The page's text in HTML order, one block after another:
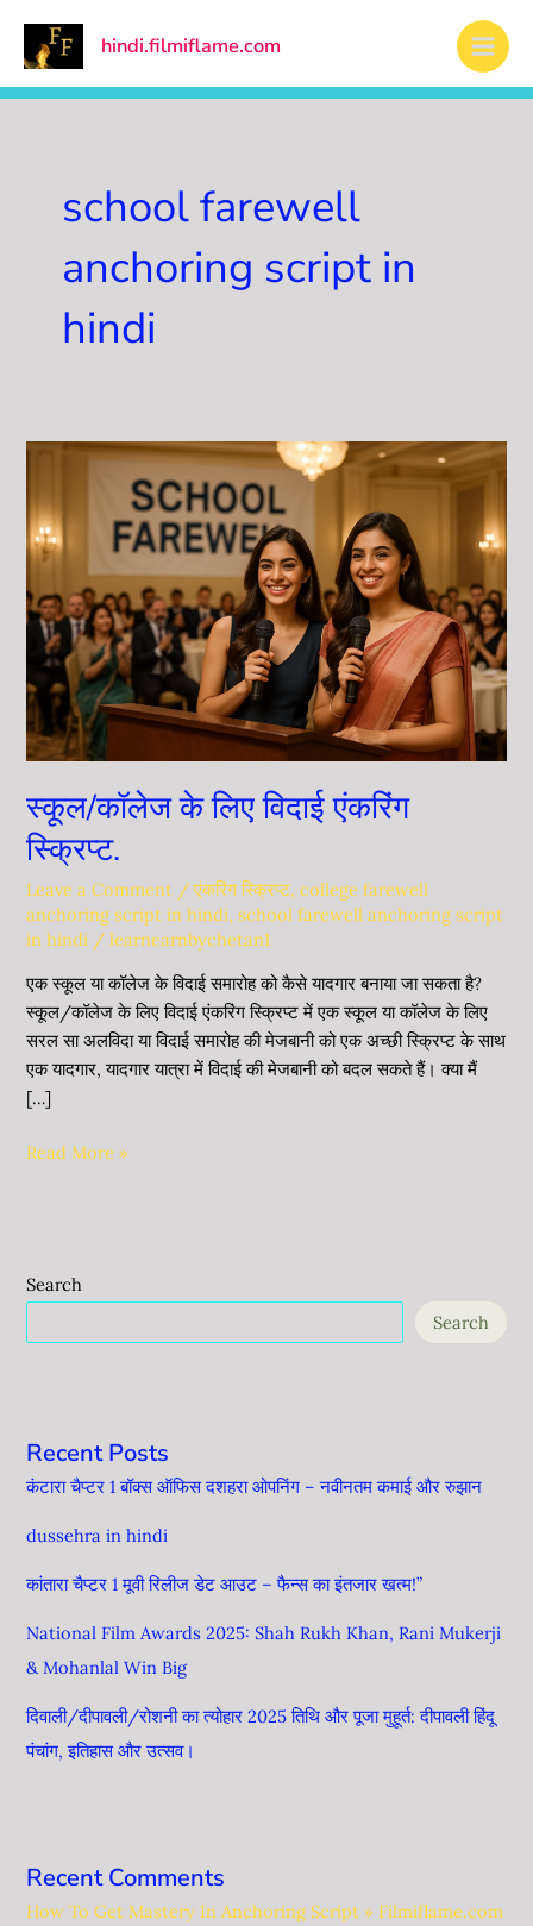
content
hindi.filmiflame.com
Main
school farewell
anchoring script in
hindi
स्कूल/कॉलेज के लिए विदाई एंकरिंग
स्क्रिप्ट.
Leave a Comment /एंकरिंग स्क्रिप्ट,college farewell
anchoring script in hindi,school farewell anchoring script
in hindi /learnearnbychetan1
एक स्कूल या कॉलेज के विदाई समारोह को कैसे यादगार बनाया जा सकता है?
स्कूल/कॉलेज के लिए विदाई एंकरिंग स्क्रिप्ट में एक स्कूल या कॉलेज के लिए
सरल सा अलविदा या विदाई समारोह की मेजबानी को एक अच्छी स्क्रिप्ट के साथ
एक यादगार, यादगार यात्रा में विदाई की मेजबानी को बदल सकते हैं। क्या मैं
[…]
स्कूल/
के
लिए
एंकरिंग
स्क्रिप्ट.
Read More »
Search
Search
Recent Posts
कंटारा चैप्टर 1 बॉक्स ऑफिस दशहरा ओपनिंग – नवीनतम कमाई और रुझान
dussehra in hindi
कांतारा चैप्टर 1 मूवी रिलीज डेट आउट – फैन्स का इंतजार खत्म!”
National Film Awards 2025: Shah Rukh Khan, Rani Mukerji
& Mohanlal Win Big
दिवाली/दीपावली/रोशनी का त्योहार 2025 तिथि और पूजा मुहूर्त: दीपावली हिंदू
पंचांग, ​​इतिहास और उत्सव।
Recent Comments
How To Get Mastery In Anchoring Script » Filmiflame.com